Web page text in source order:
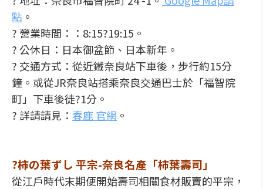
點 。
? 營業時間：：8:15?19:15。
? 公休日：日本御盆節、日本新年。
? 交通方式：從近鐵奈良站下車後，步行約15分
鐘。或從JR奈良站搭乘奈良交通巴士於「福智院
町」下車後徒?1分。
? 詳請請見： 春鹿 官網 。
?柿の葉ずし 平宗-奈良名產「柿葉壽司」
從江戶時代末期便開始壽司相關食材販賣的平宗，